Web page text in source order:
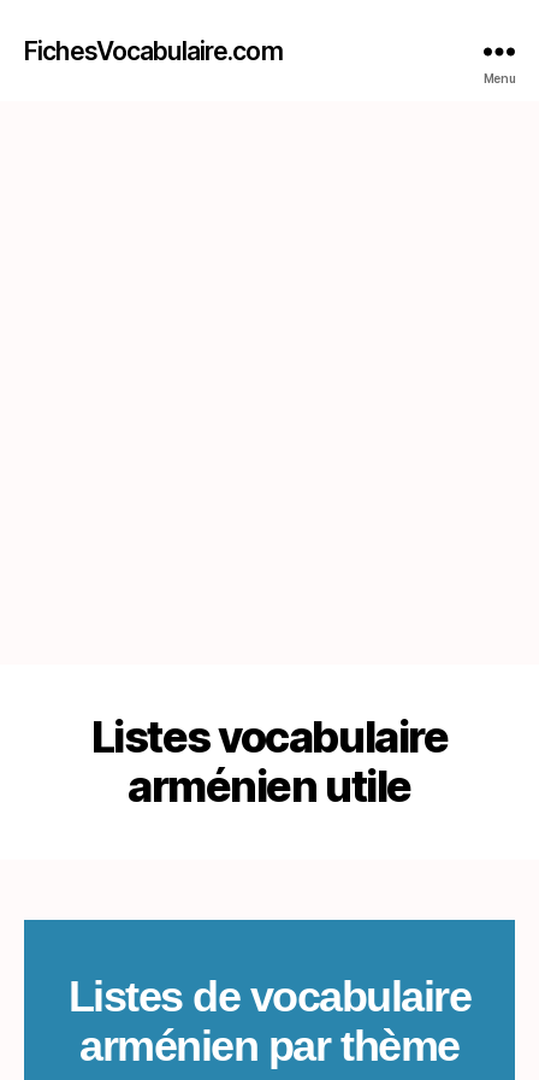
FichesVocabulaire.com
Menu
Listes vocabulaire
arménien utile
Listes de vocabulaire
arménien par thème